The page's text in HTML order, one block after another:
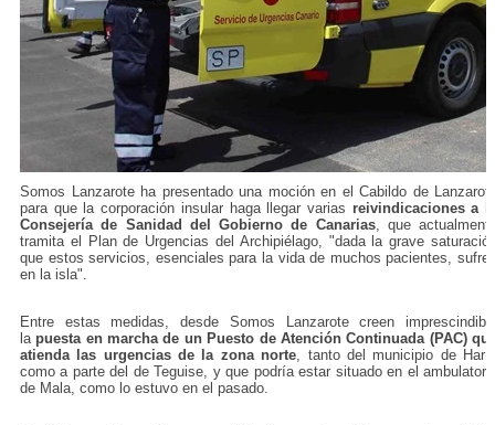
Somos Lanzarote ha presentado una moción en el Cabildo de
para que la corporación insular haga llegar varias reivindicaciones a
Consejería de Sanidad del Gobierno de Canarias, que
tramita el Plan de Urgencias del Archipiélago, "dada la grave
que estos servicios, esenciales para la vida de muchos pacientes,
en la isla".
Entre estas medidas, desde Somos Lanzarote creen
la puesta en marcha de un Puesto de Atención Continuada (PAC)
atienda las urgencias de la zona norte , tanto del municipio de
como a parte del de Teguise, y que podría estar situado en el
de Mala, como lo estuvo en el pasado.